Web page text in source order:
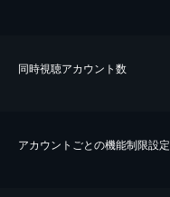
同時視聴アカウント数
アカウントごとの機能制限設定